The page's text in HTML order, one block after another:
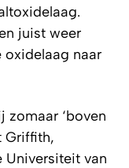
juist weer
oxidelaag naar
zomaar ‘boven
Griffith,
Universiteit van